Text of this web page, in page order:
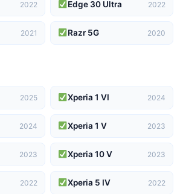
2022 Edge 30 Ultra 2022
2021 Razr 5G 2020
2025 Xperia 1 VI 2024
2024 Xperia 1 V 2023
2023 Xperia 10 V 2023
2022 Xperia 5 IV 2022